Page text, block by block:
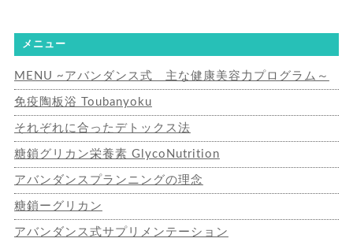
メニュー
MENU ~アバンダンス式 主な健康美容力プログラム～
免疫陶板浴 Toubanyoku
それぞれに合ったデトックス法
糖鎖グリカン栄養素 GlycoNutrition
アバンダンスプランニングの理念
糖鎖ーグリカン
アバンダンス式サプリメンテーション